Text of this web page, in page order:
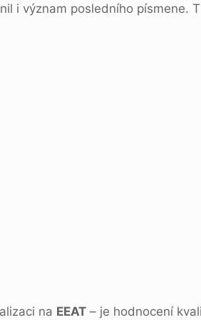
i význam posledního písmene.
na EEAT – je hodnocení